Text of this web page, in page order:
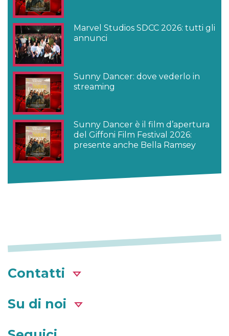
Marvel Studios SDCC 2026: tutti gli
annunci
Sunny Dancer: dove vederlo in
streaming
Sunny Dancer è il film d’apertura
del Giffoni Film Festival 2026:
presente anche Bella Ramsey
Contatti
Su di noi